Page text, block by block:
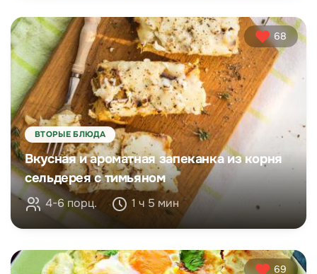
68
ВТОРЫЕ БЛЮДА
Вкусная и ароматная запеканка из корня
сельдерея с тимьяном
4-6 порц. 1 ч 5 мин
69